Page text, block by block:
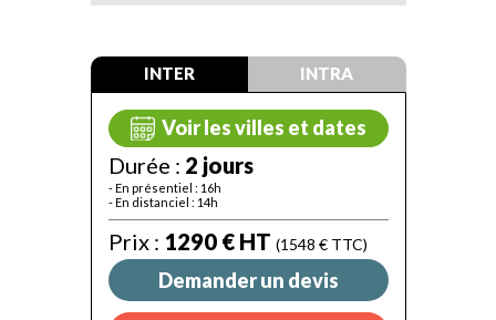
INTER
Voir les villes et dates
Durée : 2 jours
- En présentiel : 16h
- En distanciel : 14h
Prix : 1290 € HT (1548 € TTC)
Demander un devis
INTRA